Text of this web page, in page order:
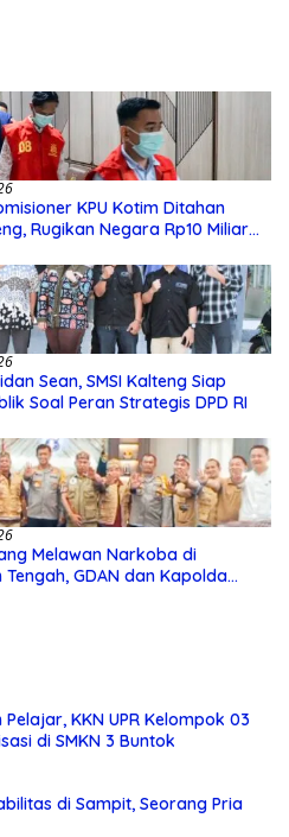
KPU Kotim Ditahan
Rugikan Negara Rp10 Miliar
Sean, SMSI Kalteng Siap
Soal Peran Strategis DPD RI
Melawan Narkoba di
GDAN dan Kapolda
KKN UPR Kelompok 03
di SMKN 3 Buntok
di Sampit, Seorang Pria